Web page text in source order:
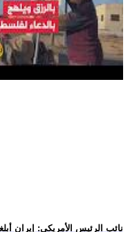
.. نائب الرئيس الأمريكي: إيران